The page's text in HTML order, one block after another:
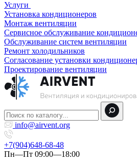
Услуги
Установка кондиционеров
Монтаж вентиляции
Сервисное обслуживание
Обслуживание систем вентиляции
Ремонт холодильников
Согласование установки
Проектирование вентиляции
info@airvent.org
+7(904)648-68-48
Пн—Пт 09:00—18:00